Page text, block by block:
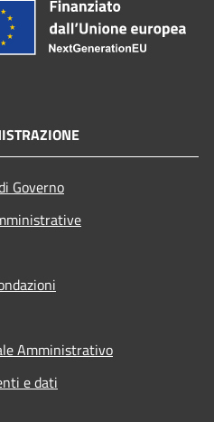
Governo
Amministrativo
e dati